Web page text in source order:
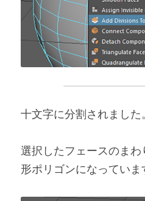
十文字に分割されました
選択したフェースのま
形ポリゴンになっていま